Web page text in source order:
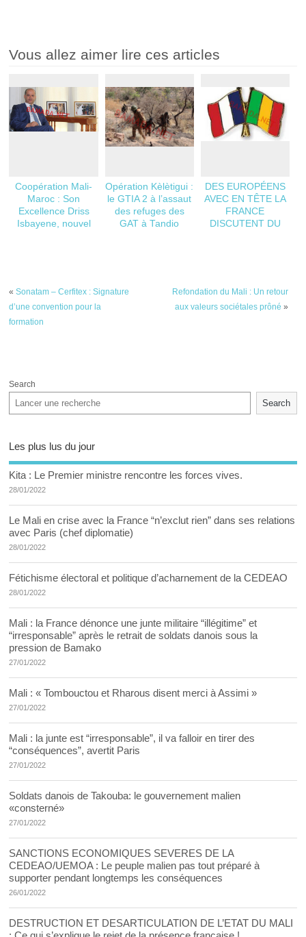
Vous allez aimer lire ces articles
Coopération Mali-
Maroc : Son
Excellence Driss
Isbayene, nouvel
Opération Kèlètigui :
le GTIA 2 à l’assaut
des refuges des
GAT à Tandio
DES EUROPÉENS
AVEC EN TÊTE LA
FRANCE
DISCUTENT DU
«Sonatam – Cerfitex : Signature
d’une convention pour la
formation
Refondation du Mali : Un retour
aux valeurs sociétales prôné »
Search
Search
Les plus lus du jour
Kita : Le Premier ministre rencontre les forces vives.
28/01/2022
Le Mali en crise avec la France “n’exclut rien” dans ses relations
avec Paris (chef diplomatie)
28/01/2022
Fétichisme électoral et politique d’acharnement de la CEDEAO
28/01/2022
Mali : la France dénonce une junte militaire “illégitime” et
“irresponsable” après le retrait de soldats danois sous la
pression de Bamako
27/01/2022
Mali : « Tombouctou et Rharous disent merci à Assimi »
27/01/2022
Mali : la junte est “irresponsable”, il va falloir en tirer des
“conséquences”, avertit Paris
27/01/2022
Soldats danois de Takouba: le gouvernement malien
«consterné»
27/01/2022
SANCTIONS ECONOMIQUES SEVERES DE LA
CEDEAO/UEMOA : Le peuple malien pas tout préparé à
supporter pendant longtemps les conséquences
26/01/2022
DESTRUCTION ET DESARTICULATION DE L’ETAT DU MALI